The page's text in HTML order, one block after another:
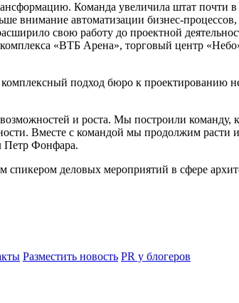
Команда увеличила штат почти в
внимание автоматизации бизнес-
свою работу до проектной
«ВТБ Арена», торговый центр
подход бюро к проектированию
и роста. Мы построили команду,
Вместе с командой мы продолжим расти и
Петр Фонфара.
деловых мероприятий в сфере
Разместить новость PR у блогеров